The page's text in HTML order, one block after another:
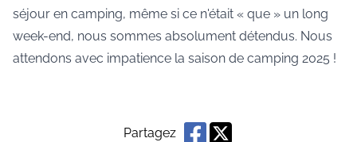
séjour en camping, même si ce n'était « que » un long
week-end, nous sommes absolument détendus. Nous
attendons avec impatience la saison de camping 2025 !
Partagez